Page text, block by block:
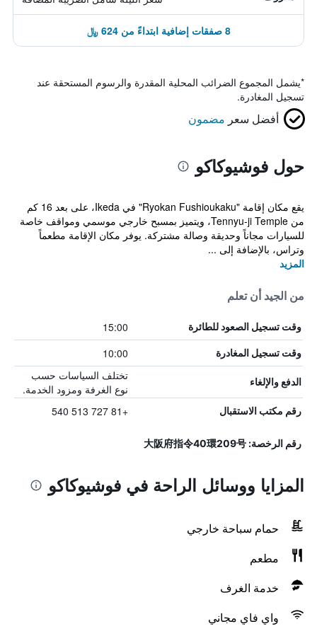
8 صفقات إضافية ابتداءً من 624 ﷼
*يشمل المجموع الضرائب المحلية المقدرة والرسوم المستحقة عند
تسجيل المغادرة.
أفضل سعر مضمون
حول فوشيوكاكو
يقع مكان إقامة "Ryokan Fushioukaku" في Ikeda، على بعد 16 كم
من Tennyu-ji Temple، ويتميز بمسبح خارجي موسمي ومواقف خاصة
للسيارات مجاناً وحديقة وصالة مشتركة. يوفر مكان الإقامة مطعماً
وتراس، بالإضافة إلى ...
المزيد
من الجيد أن تعلم
وقت تسجيل الصعود للطائرة 15:00
وقت تسجيل المغادرة 10:00
الدفع والإلغاء
تختلف السياسات حسب
نوع الغرفة ومزود الخدمة.
رقم مكتب الاستقبال +81 727 513 540
رقم الرخصة: 大阪府指令40環209号
المزايا ووسائل الراحة في فوشيوكاكو
حمام سباحة خارجي
مطعم
خدمة الغرف
واي فاي مجاني